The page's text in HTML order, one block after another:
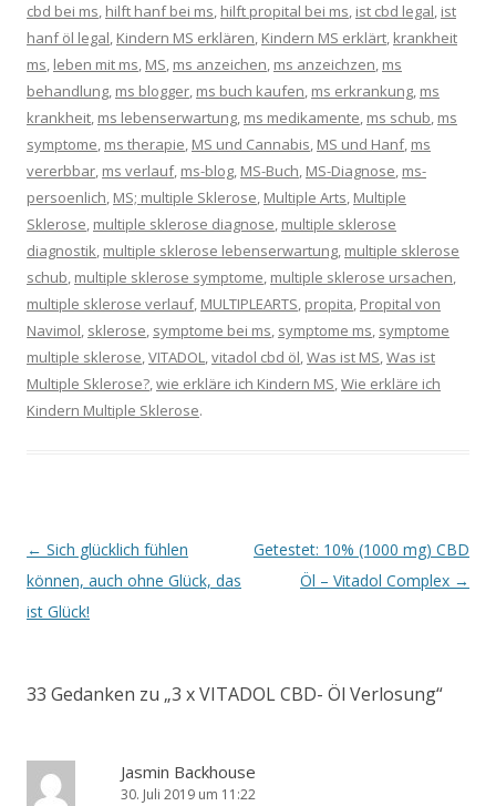
cbd bei ms, hilft hanf bei ms, hilft propital bei ms, ist cbd legal, ist
hanf öl legal, Kindern MS erklären, Kindern MS erklärt, krankheit
ms, leben mit ms, MS, ms anzeichen, ms anzeichzen, ms
behandlung, ms blogger, ms buch kaufen, ms erkrankung, ms
krankheit, ms lebenserwartung, ms medikamente, ms schub, ms
symptome, ms therapie, MS und Cannabis, MS und Hanf, ms
vererbbar, ms verlauf, ms-blog, MS-Buch, MS-Diagnose, ms-
persoenlich, MS; multiple Sklerose, Multiple Arts, Multiple
Sklerose, multiple sklerose diagnose, multiple sklerose
diagnostik, multiple sklerose lebenserwartung, multiple sklerose
schub, multiple sklerose symptome, multiple sklerose ursachen,
multiple sklerose verlauf, MULTIPLEARTS, propita, Propital von
Navimol, sklerose, symptome bei ms, symptome ms, symptome
multiple sklerose,VITADOL,vitadol cbd öl,Was ist MS,Was ist
Multiple Sklerose?,wie erkläre ich Kindern MS,Wie erkläre ich
Kindern Multiple Sklerose.
Beitrags-
Navigation
← Sich glücklich fühlen
können, auch ohne Glück, das
ist Glück!
Getestet: 10% (1000 mg) CBD
Öl – Vitadol Complex →
33 Gedanken zu „3 x VITADOL CBD- Öl Verlosung“
Jasmin Backhouse
30. Juli 2019 um 11:22